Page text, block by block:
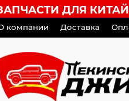
ДЛЯ
компании Доставка